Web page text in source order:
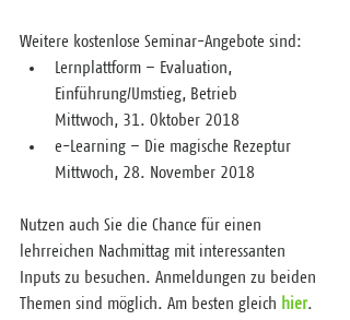
​Weitere kostenlose Seminar-Angebote sind:
Lernplattform – Evaluation,
Einführung/Umstieg, Betrieb
Mittwoch, 31. Oktober 2018
e-Learning – Die magische Rezeptur
Mittwoch, 28. November 2018
Nutzen auch Sie die Chance für einen
lehrreichen Nachmittag mit interessanten
Inputs zu besuchen. Anmeldungen zu beiden
Themen sind möglich. Am besten gleich hier.